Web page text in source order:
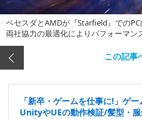
ベセスダとAMDが『Starfield』での
両社協力の最適化によりパフォーマン
この記事
「新卒・ゲームを仕事に!」ゲ
UnityやUEの動作検証/髪型・